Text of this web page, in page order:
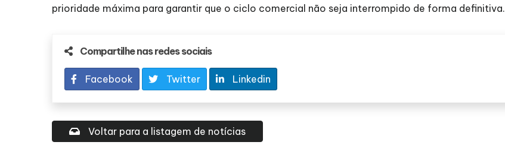
prioridade máxima para garantir que o ciclo comercial não seja interrompido de forma definitiva.
Compartilhe nas redes sociais
Facebook Twitter Linkedin
Voltar para a listagem de notícias